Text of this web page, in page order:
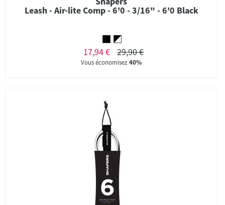
Leash - Air-lite Comp - 6'0 - 3/16" - 6'0 Black
17,94 € 29,90 €
Vous économisez40%